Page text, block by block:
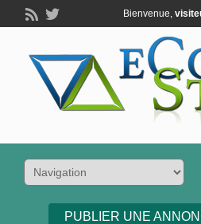
Bienvenue,
PUBLIER UNE